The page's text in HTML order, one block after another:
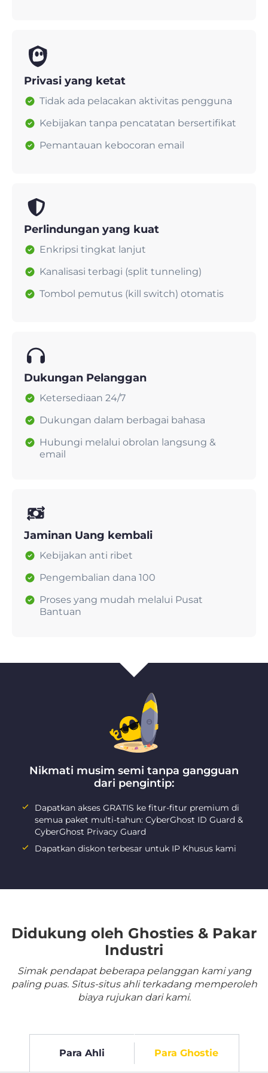
Privasi yang ketat
Tidak ada pelacakan aktivitas pengguna
Kebijakan tanpa pencatatan bersertifikat
Pemantauan kebocoran email
Perlindungan yang kuat
Enkripsi tingkat lanjut
Kanalisasi terbagi (split tunneling)
Tombol pemutus (kill switch) otomatis
Dukungan Pelanggan
Ketersediaan 24/7
Dukungan dalam berbagai bahasa
Hubungi melalui obrolan langsung &
email
Jaminan Uang kembali
Kebijakan anti ribet
Pengembalian dana 100
Proses yang mudah melalui Pusat
Bantuan
Nikmati musim semi tanpa gangguan
dari pengintip:
Dapatkan akses GRATIS ke fitur-fitur premium di
semua paket multi-tahun: CyberGhost ID Guard &
CyberGhost Privacy Guard
Dapatkan diskon terbesar untuk IP Khusus kami
Didukung oleh Ghosties & Pakar
Industri
Simak pendapat beberapa pelanggan kami yang
paling puas. Situs-situs ahli terkadang memperoleh
biaya rujukan dari kami.
Para Ahli Para Ghostie